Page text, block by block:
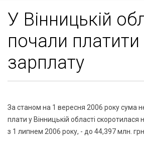
У Вінницькій
почали платити
зарплату
За станом на 1 вересня 2006 року сума
плати у Вінницькій області скоротилася
з 1 липнем 2006 року, - до 44,397 млн. грн.